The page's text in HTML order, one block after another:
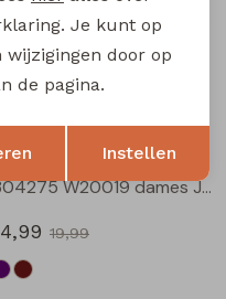
17,99
Life
804275 W20019 dames Jurk Bruin
19,99
Opslaan
Je kunt op
door op
de pagina.
Instellen